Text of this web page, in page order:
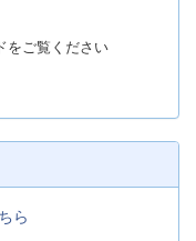
をご覧ください
ら